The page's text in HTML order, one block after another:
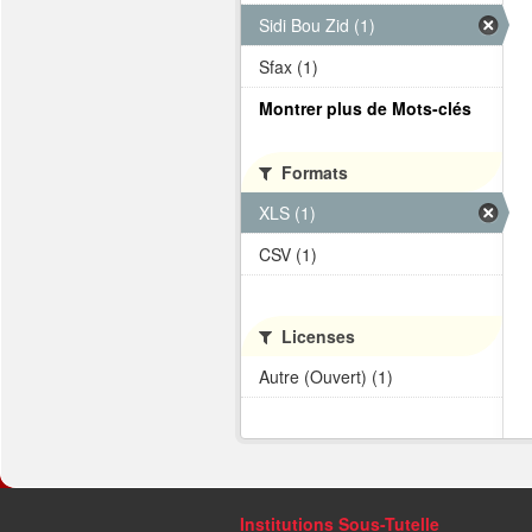
Sidi Bou Zid (1)
Sfax (1)
Montrer plus de Mots-clés
Formats
XLS (1)
CSV (1)
Licenses
Autre (Ouvert) (1)
Institutions Sous-Tutelle